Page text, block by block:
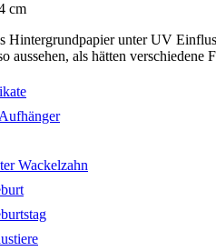
cm
Hintergrundpapier unter UV
aussehen, als hätten verschiedene
Wackelzahn